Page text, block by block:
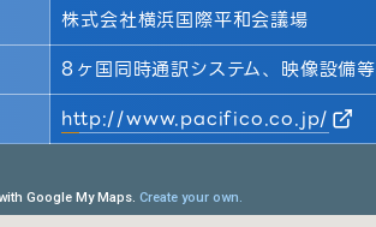
株式会社横浜国際平和会議場
8ヶ国同時通訳システム、映像設備等
http://www.pacifico.co.jp/